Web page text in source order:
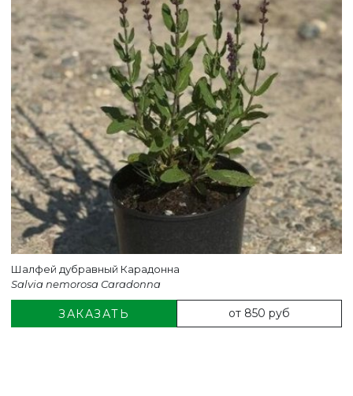
Шалфей дубравный Карадонна
Salvia nemorosa Caradonna
ЗАКАЗАТЬ от 850 руб